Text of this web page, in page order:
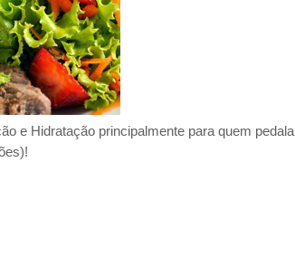
e Hidratação principalmente para quem pedala